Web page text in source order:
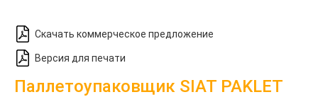
Скачать коммерческое предложение
Версия для печати
Паллетоупаковщик SIAT PAKLET